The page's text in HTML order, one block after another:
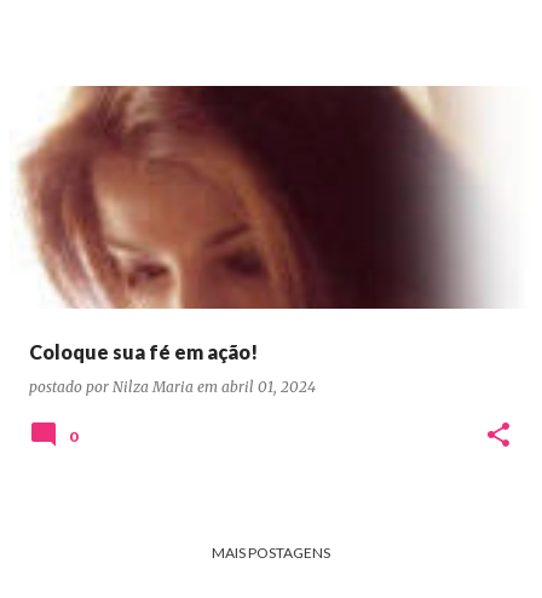
Coloque sua fé em ação!
postado por Nilza Maria em abril 01, 2024
0
MAIS POSTAGENS